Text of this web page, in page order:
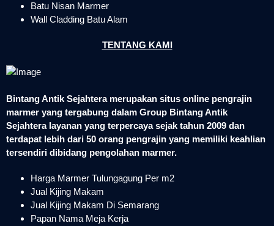
Batu Nisan Marmer
Wall Cladding Batu Alam
TENTANG KAMI
Bintang Antik Sejahtera merupakan situs online pengrajin
marmer yang tergabung dalam Group Bintang Antik
Sejahtera layanan yang terpercaya sejak tahun 2009 dan
terdapat lebih dari 50 orang pengrajin yang memiliki keahlian
tersendiri dibidang pengolahan marmer.
Harga Marmer Tulungagung Per m2
Jual Kijing Makam
Jual Kijing Makam Di Semarang
Papan Nama Meja Kerja